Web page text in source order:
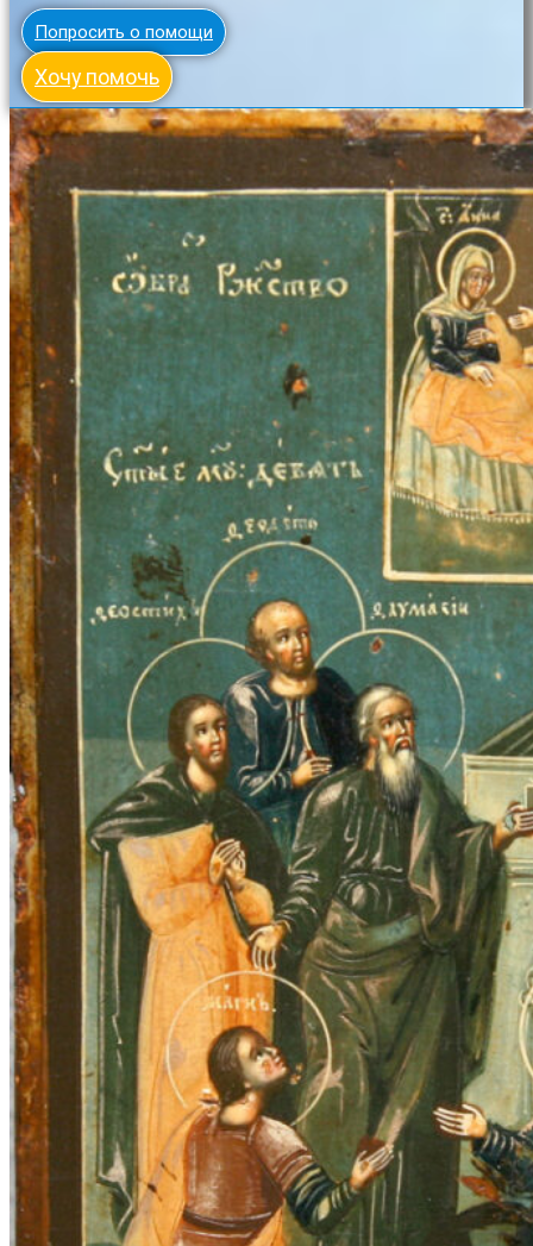
Попросить о помощи
Хочу помочь